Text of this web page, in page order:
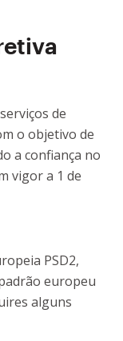
de
o objetivo de
a confiança no
vigor a 1 de
PSD2,
europeu
alguns